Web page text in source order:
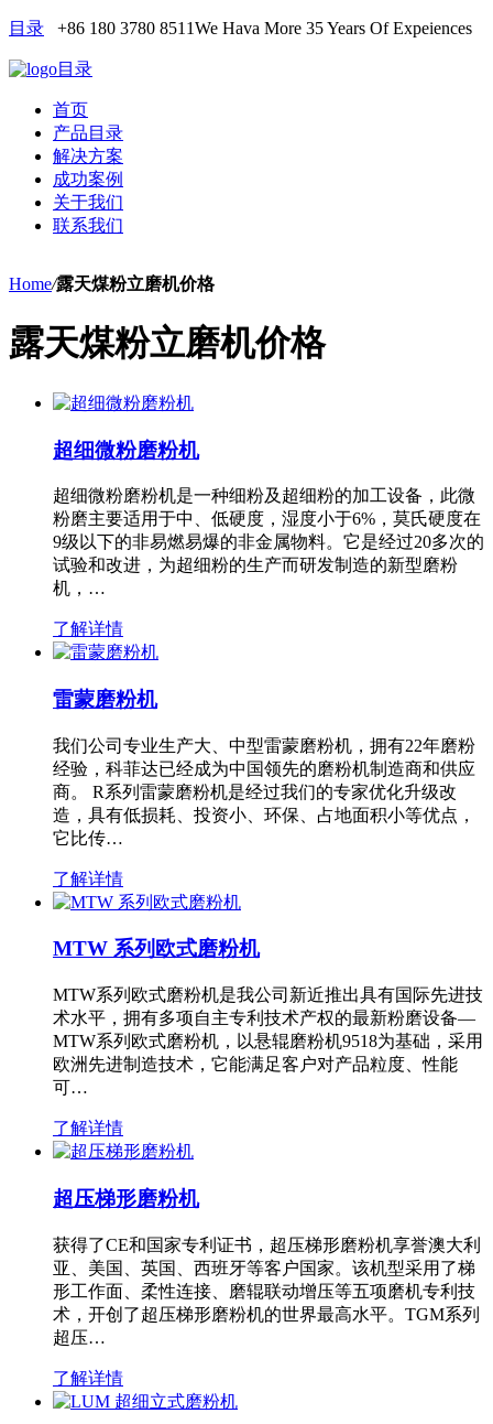
目录 +86 180 3780 8511We Hava More 35 Years Of Expeiences
目录
首页
产品目录
解决方案
成功案例
关于我们
联系我们
Home/露天煤粉立磨机价格
露天煤粉立磨机价格
超细微粉磨粉机
超细微粉磨粉机是一种细粉及超细粉的加工设备，此微
粉磨主要适用于中、低硬度，湿度小于6%，莫氏硬度在
9级以下的非易燃易爆的非金属物料。它是经过20多次的
试验和改进，为超细粉的生产而研发制造的新型磨粉
机，…
了解详情
雷蒙磨粉机
我们公司专业生产大、中型雷蒙磨粉机，拥有22年磨粉
经验，科菲达已经成为中国领先的磨粉机制造商和供应
商。 R系列雷蒙磨粉机是经过我们的专家优化升级改
造，具有低损耗、投资小、环保、占地面积小等优点，
它比传…
了解详情
MTW 系列欧式磨粉机
MTW系列欧式磨粉机是我公司新近推出具有国际先进技
术水平，拥有多项自主专利技术产权的最新粉磨设备—
MTW系列欧式磨粉机，以悬辊磨粉机9518为基础，采用
欧洲先进制造技术，它能满足客户对产品粒度、性能
可…
了解详情
超压梯形磨粉机
获得了CE和国家专利证书，超压梯形磨粉机享誉澳大利
亚、美国、英国、西班牙等客户国家。该机型采用了梯
形工作面、柔性连接、磨辊联动增压等五项磨机专利技
术，开创了超压梯形磨粉机的世界最高水平。TGM系列
超压…
了解详情